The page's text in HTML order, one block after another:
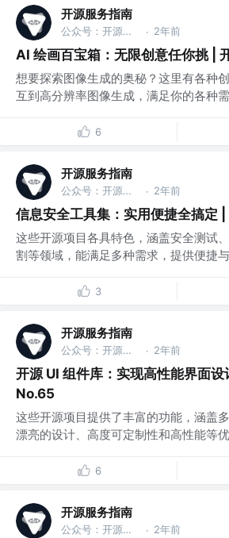
开源服务指南
公众号：开源服务指南 · 2年前
AI 绘画百宝箱：无限创意任你挑 |
想要探索图像生成的奥秘？这里有各种
互到高分辨率图像生成，满足你的各种
6
开源服务指南
公众号：开源服务指南 · 2年前
信息安全工具集：实用便捷全搞定
这些开源项目各具特色，涵盖安全测试
割等领域，能满足多种需求，提供便捷
3
开源服务指南
公众号：开源服务指南 · 2年前
开源 UI 组件库：实现高性能界面设
No.65
这些开源项目提供了丰富的功能，涵盖
漂亮的设计、高度可定制性和高性能等
6
开源服务指南
公众号：开源服务指南 · 2年前